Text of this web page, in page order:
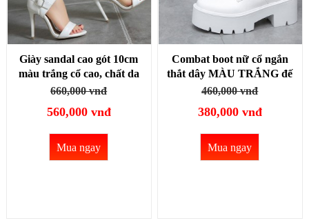
Giày sandal cao gót 10cm
màu trắng cổ cao, chất da
Pu, thiết kế CẦU KỲ
660,000 vnđ
560,000 vnđ
Mua ngay
Combat boot nữ cổ ngắn
thắt dây MÀU TRẮNG đế
dầy 7cm TRẺ TRUNG-
460,000 vnđ
380,000 vnđ
Mua ngay